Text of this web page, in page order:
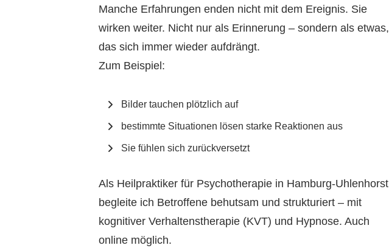
Manche Erfahrungen enden nicht mit dem Ereignis. Sie
wirken weiter. Nicht nur als Erinnerung – sondern als etwas,
das sich immer wieder aufdrängt.
Zum Beispiel:
Bilder tauchen plötzlich auf
bestimmte Situationen lösen starke Reaktionen aus
Sie fühlen sich zurückversetzt
Als Heilpraktiker für Psychotherapie in Hamburg-Uhlenhorst
begleite ich Betroffene behutsam und strukturiert – mit
kognitiver Verhaltenstherapie (KVT) und Hypnose. Auch
online möglich.